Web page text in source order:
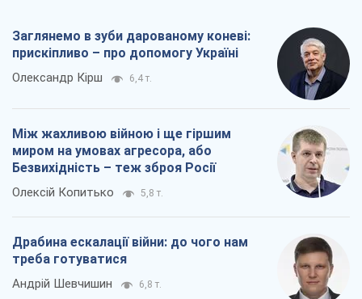
Заглянемо в зуби дарованому коневі:
прискіпливо – про допомогу Україні
Олександр Кірш 6,4 т.
Між жахливою війною і ще гіршим
миром на умовах агресора, або
Безвихідність – теж зброя Росії
Олексій Копитько 5,8 т.
Драбина ескалації війни: до чого нам
треба готуватися
Андрій Шевчишин 6,8 т.